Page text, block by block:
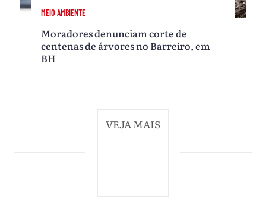
MEIO AMBIENTE
Moradores denunciam corte de
centenas de árvores no Barreiro, em
BH
VEJA MAIS